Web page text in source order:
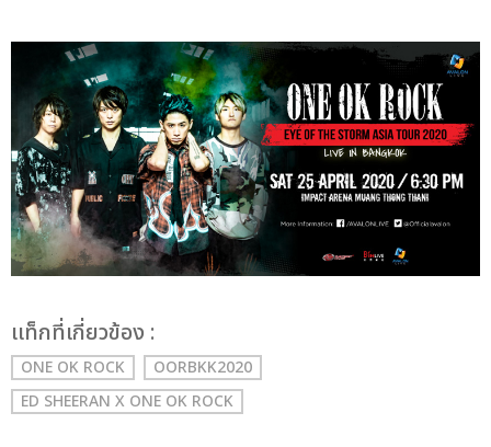
เเท็กที่เกี่ยวข้อง :
ONE OK ROCK
OORBKK2020
ED SHEERAN X ONE OK ROCK